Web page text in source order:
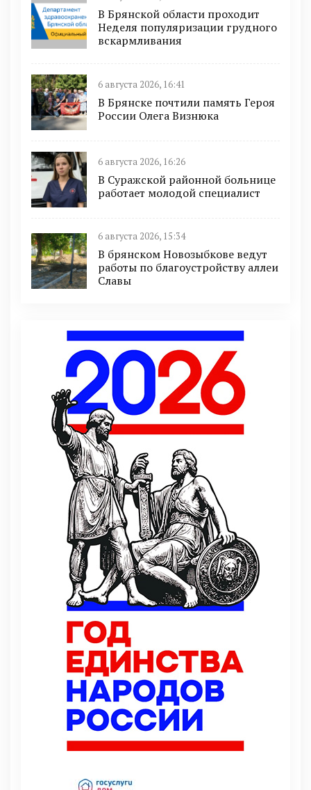
В Брянской области проходит
Неделя популяризации грудного
вскармливания
6 августа 2026, 16:41
В Брянске почтили память Героя
России Олега Визнюка
6 августа 2026, 16:26
В Суражской районной больнице
работает молодой специалист
6 августа 2026, 15:34
В брянском Новозыбкове ведут
работы по благоустройству аллеи
Славы